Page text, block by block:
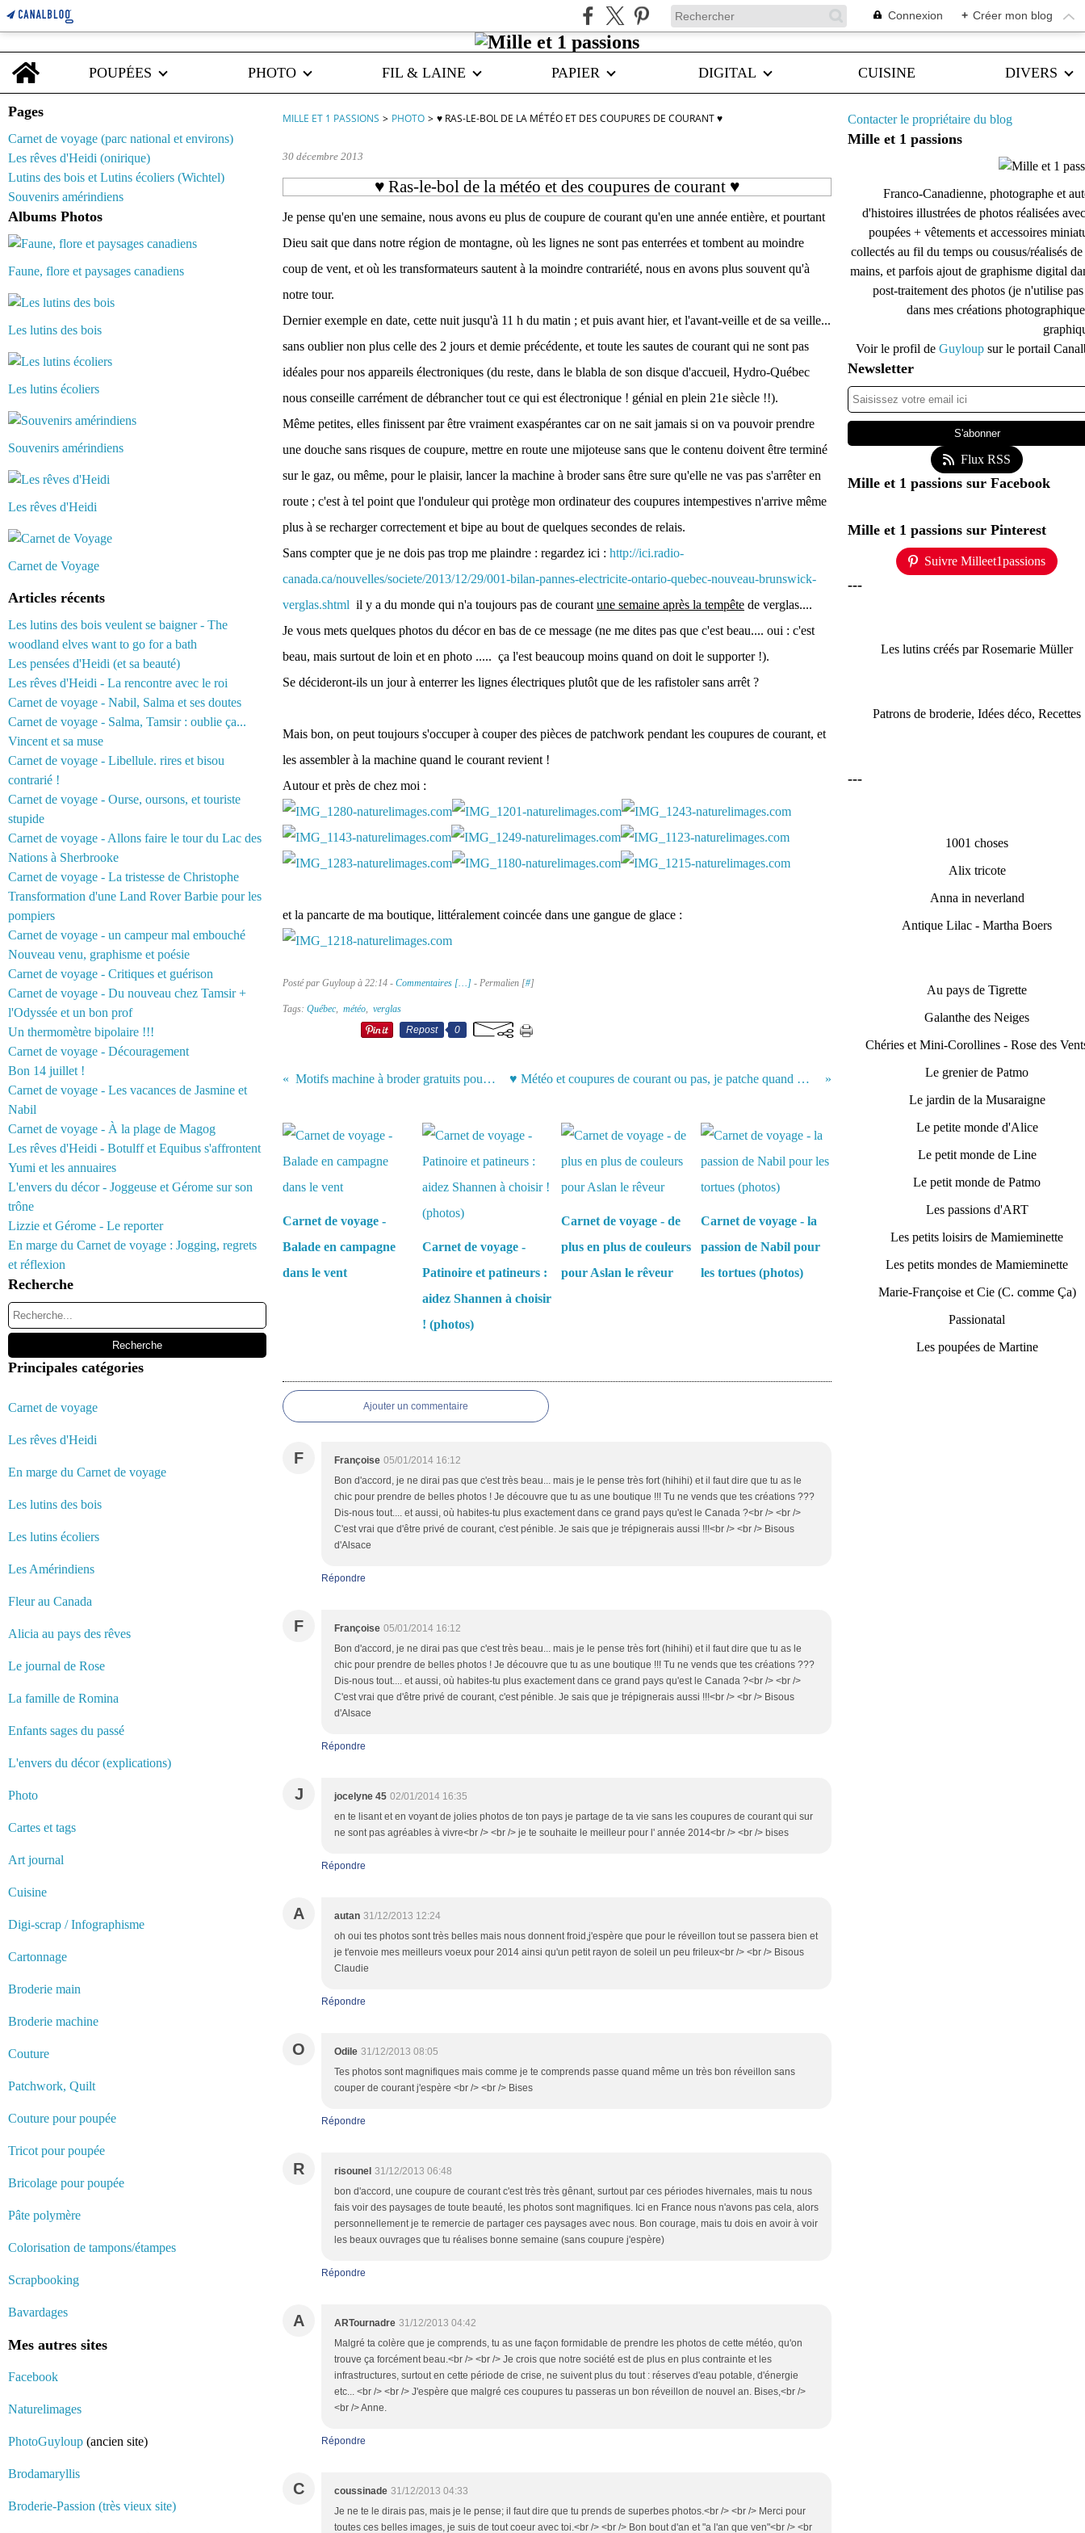
Connexion + Créer mon blog
Home
POUPÉES
PHOTO FIL & LAINE PAPIER DIGITAL CUISINE DIVERS
Pages
Carnet de voyage (parc national et environs)
Les rêves d'Heidi (onirique)
Lutins des bois et Lutins écoliers (Wichtel)
Souvenirs amérindiens
Albums Photos
Faune, flore et paysages canadiens
Les lutins des bois
Les lutins écoliers
Souvenirs amérindiens
Les rêves d'Heidi
Carnet de Voyage
Articles récents
Les lutins des bois veulent se baigner - The
woodland elves want to go for a bath
Les pensées d'Heidi (et sa beauté)
Les rêves d'Heidi - La rencontre avec le roi
Carnet de voyage - Nabil, Salma et ses doutes
Carnet de voyage - Salma, Tamsir : oublie ça...
Vincent et sa muse
Carnet de voyage - Libellule. rires et bisou
contrarié !
Carnet de voyage - Ourse, oursons, et touriste
stupide
Carnet de voyage - Allons faire le tour du Lac des
Nations à Sherbrooke
Carnet de voyage - La tristesse de Christophe
Transformation d'une Land Rover Barbie pour les
pompiers
Carnet de voyage - un campeur mal embouché
Nouveau venu, graphisme et poésie
Carnet de voyage - Critiques et guérison
Carnet de voyage - Du nouveau chez Tamsir +
l'Odyssée et un bon prof
Un thermomètre bipolaire !!!
Carnet de voyage - Découragement
Bon 14 juillet !
Carnet de voyage - Les vacances de Jasmine et
Nabil
Carnet de voyage - À la plage de Magog
Les rêves d'Heidi - Botulff et Equibus s'affrontent
Yumi et les annuaires
L'envers du décor - Joggeuse et Gérome sur son
trône
Lizzie et Gérome - Le reporter
En marge du Carnet de voyage : Jogging, regrets
et réflexion
Recherche
Principales catégories
Carnet de voyage
Les rêves d'Heidi
En marge du Carnet de voyage
Les lutins des bois
Les lutins écoliers
Les Amérindiens
Fleur au Canada
Alicia au pays des rêves
Le journal de Rose
La famille de Romina
Enfants sages du passé
L'envers du décor (explications)
Photo
Cartes et tags
Art journal
Cuisine
Digi-scrap / Infographisme
Cartonnage
Broderie main
Broderie machine
Couture
Patchwork, Quilt
Couture pour poupée
Tricot pour poupée
Bricolage pour poupée
Pâte polymère
Colorisation de tampons/étampes
Scrapbooking
Bavardages
Mes autres sites
Facebook
Naturelimages
PhotoGuyloup (ancien site)
Brodamaryllis
Broderie-Passion (très vieux site)
MILLE ET 1 PASSIONS > PHOTO > ♥ RAS-LE-BOL DE LA MÉTÉO ET DES COUPURES DE COURANT ♥
30 décembre 2013
♥ Ras-le-bol de la météo et des coupures de courant ♥
Je pense qu'en une semaine, nous avons eu plus de coupure de courant qu'en une année entière, et pourtant
Dieu sait que dans notre région de montagne, où les lignes ne sont pas enterrées et tombent au moindre
coup de vent, et où les transformateurs sautent à la moindre contrariété, nous en avons plus souvent qu'à
notre tour.
Dernier exemple en date, cette nuit jusqu'à 11 h du matin ; et puis avant hier, et l'avant-veille et de sa veille...
sans oublier non plus celle des 2 jours et demie précédente, et toute les sautes de courant qui ne sont pas
idéales pour nos appareils électroniques (du reste, dans le blabla de son disque d'accueil, Hydro-Québec
nous conseille carrément de débrancher tout ce qui est électronique ! génial en plein 21e siècle !!).
Même petites, elles finissent par être vraiment exaspérantes car on ne sait jamais si on va pouvoir prendre
une douche sans risques de coupure, mettre en route une mijoteuse sans que le contenu doivent être terminé
sur le gaz, ou même, pour le plaisir, lancer la machine à broder sans être sure qu'elle ne vas pas s'arrêter en
route ; c'est à tel point que l'onduleur qui protège mon ordinateur des coupures intempestives n'arrive même
plus à se recharger correctement et bipe au bout de quelques secondes de relais.
Sans compter que je ne dois pas trop me plaindre : regardez ici : http://ici.radio-
canada.ca/nouvelles/societe/2013/12/29/001-bilan-pannes-electricite-ontario-quebec-nouveau-brunswick-
verglas.shtml il y a du monde qui n'a toujours pas de courant une semaine après la tempête de verglas....
Je vous mets quelques photos du décor en bas de ce message (ne me dites pas que c'est beau.... oui : c'est
beau, mais surtout de loin et en photo ..... ça l'est beaucoup moins quand on doit le supporter !).
Se décideront-ils un jour à enterrer les lignes électriques plutôt que de les rafistoler sans arrêt ?
Mais bon, on peut toujours s'occuper à couper des pièces de patchwork pendant les coupures de courant, et
les assembler à la machine quand le courant revient !
Autour et près de chez moi :
et la pancarte de ma boutique, littéralement coincée dans une gangue de glace :
Posté par Guyloup à 22:14 - Commentaires […] - Permalien [#]
Tags: Québec, météo, verglas
Repost
0
Motifs machine à broder gratuits pour Noêl ♥ Météo et coupures de courant ou pas, je patche quand même ! ♥
Carnet de voyage -
Balade en campagne
dans le vent
Carnet de voyage -
Patinoire et patineurs :
aidez Shannen à choisir
! (photos)
Carnet de voyage - de
plus en plus de couleurs
pour Aslan le rêveur
Carnet de voyage - la
passion de Nabil pour
les tortues (photos)
Ajouter un commentaire
F Françoise 05/01/2014 16:12
Bon d'accord, je ne dirai pas que c'est très beau... mais je le pense très fort (hihihi) et il faut dire que tu as le
chic pour prendre de belles photos ! Je découvre que tu as une boutique !!! Tu ne vends que tes créations ???
Dis-nous tout.... et aussi, où habites-tu plus exactement dans ce grand pays qu'est le Canada ?<br /> <br />
C'est vrai que d'être privé de courant, c'est pénible. Je sais que je trépignerais aussi !!!<br /> <br /> Bisous
d'Alsace
Répondre
F Françoise 05/01/2014 16:12
Bon d'accord, je ne dirai pas que c'est très beau... mais je le pense très fort (hihihi) et il faut dire que tu as le
chic pour prendre de belles photos ! Je découvre que tu as une boutique !!! Tu ne vends que tes créations ???
Dis-nous tout.... et aussi, où habites-tu plus exactement dans ce grand pays qu'est le Canada ?<br /> <br />
C'est vrai que d'être privé de courant, c'est pénible. Je sais que je trépignerais aussi !!!<br /> <br /> Bisous
d'Alsace
Répondre
J jocelyne 45 02/01/2014 16:35
en te lisant et en voyant de jolies photos de ton pays je partage de ta vie sans les coupures de courant qui sur
ne sont pas agréables à vivre<br /> <br /> je te souhaite le meilleur pour l' année 2014<br /> <br /> bises
Répondre
A autan 31/12/2013 12:24
oh oui tes photos sont très belles mais nous donnent froid,j'espère que pour le réveillon tout se passera bien et
je t'envoie mes meilleurs voeux pour 2014 ainsi qu'un petit rayon de soleil un peu frileux<br /> <br /> Bisous
Claudie
Répondre
O Odile 31/12/2013 08:05
Tes photos sont magnifiques mais comme je te comprends passe quand même un très bon réveillon sans
couper de courant j'espère <br /> <br /> Bises
Répondre
R risounel 31/12/2013 06:48
bon d'accord, une coupure de courant c'est très très gênant, surtout par ces périodes hivernales, mais tu nous
fais voir des paysages de toute beauté, les photos sont magnifiques. Ici en France nous n'avons pas cela, alors
personnellement je te remercie de partager ces paysages avec nous. Bon courage, mais tu dois en avoir à voir
les beaux ouvrages que tu réalises bonne semaine (sans coupure j'espère)
Répondre
A ARTournadre 31/12/2013 04:42
Malgré ta colère que je comprends, tu as une façon formidable de prendre les photos de cette météo, qu'on
trouve ça forcément beau.<br /> <br /> Je crois que notre société est de plus en plus contrainte et les
infrastructures, surtout en cette période de crise, ne suivent plus du tout : réserves d'eau potable, d'énergie
etc... <br /> <br /> J'espère que malgré ces coupures tu passeras un bon réveillon de nouvel an. Bises,<br />
<br /> Anne.
Répondre
C coussinade 31/12/2013 04:33
Je ne te le dirais pas, mais je le pense; il faut dire que tu prends de superbes photos.<br /> <br /> Merci pour
toutes ces belles images, je suis de tout coeur avec toi.<br /> <br /> Bon bout d'an et "a l'an que ven"<br /> <br
Contacter le propriétaire du blog
Mille et 1 passions
Franco-Canadienne, photographe et
d'histoires illustrées de photos réalisées
poupées + vêtements et accessoires
collectés au fil du temps ou cousus/réalisés de
mains, et parfois ajout de graphisme digital
post-traitement des photos (je n'utilise
dans mes créations
Voir le profil de Guyloup sur le portail
Newsletter
Flux RSS
Mille et 1 passions sur Facebook
Mille et 1 passions sur Pinterest
Suivre Milleet1passions
---
Les lutins créés par Rosemarie Müller
Patrons de broderie, Idées déco, Recettes
---
1001 choses
Alix tricote
Anna in neverland
Antique Lilac - Martha Boers
Au pays de Tigrette
Galanthe des Neiges
Chéries et Mini-Corollines - Rose des
Le grenier de Patmo
Le jardin de la Musaraigne
Le petite monde d'Alice
Le petit monde de Line
Le petit monde de Patmo
Les passions d'ART
Les petits loisirs de Mamieminette
Les petits mondes de Mamieminette
Marie-Françoise et Cie (C. comme Ça)
Passionatal
Les poupées de Martine